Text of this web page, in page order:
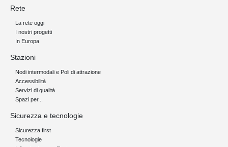
Rete
La rete oggi
I nostri progetti
In Europa
Stazioni
Nodi intermodali e Poli di attrazione
Accessibilità
Servizi di qualità
Spazi per...
Sicurezza e tecnologie
Sicurezza first
Tecnologie